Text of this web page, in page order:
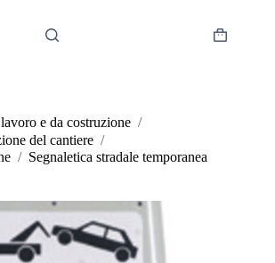
Carrello
e da costruzione /
del cantiere /
/ Segnaletica stradale temporanea